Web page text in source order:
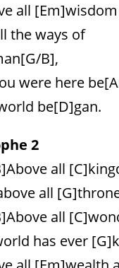
all
the ways of
B],
were here
be[D]gan.
2
all
all
all
has ever